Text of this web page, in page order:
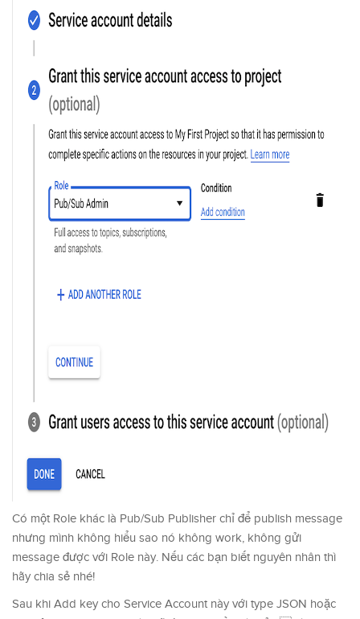
Có một Role khác là Pub/Sub Publisher chỉ để publish message
nhưng mình không hiểu sao nó không work, không gửi
message được với Role này. Nếu các bạn biết nguyên nhân thì
hãy chia sẻ nhé!
Sau khi Add key cho Service Account này với type JSON hoặc